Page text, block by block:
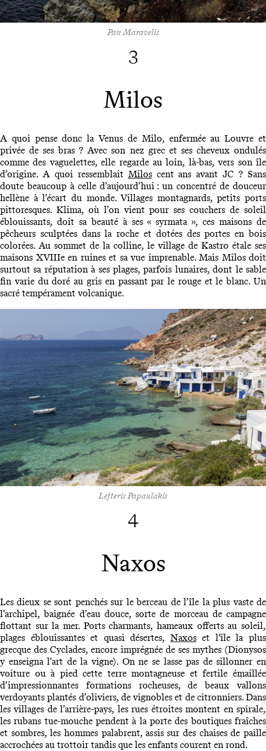
Pan Maravelis
3
Milos
A quoi pense donc la Venus de Milo, enfermée au Louvre et
privée de ses bras ? Avec son nez grec et ses cheveux ondulés
comme des vaguelettes, elle regarde au loin, là-bas, vers son île
d’origine. A quoi ressemblait Miloscent ans avant JC ? Sans
doute beaucoup à celle d’aujourd’hui : un concentré de douceur
hellène à l’écart du monde. Villages montagnards, petits ports
pittoresques. Klima, où l’on vient pour ses couchers de soleil
éblouissants, doit sa beauté à ses « syrmata », ces maisons de
pêcheurs sculptées dans la roche et dotées des portes en bois
colorées. Au sommet de la colline, le village de Kastro étale ses
maisons XVIIIe en ruines et sa vue imprenable. Mais Milos doit
surtout sa réputation à ses plages, parfois lunaires, dont le sable
fin varie du doré au gris en passant par le rouge et le blanc. Un
sacré tempérament volcanique.
Lefteris Papaulakis
4
Naxos
Les dieux se sont penchés sur le berceau de l’île la plus vaste de
l’archipel, baignée d’eau douce, sorte de morceau de campagne
flottant sur la mer. Ports charmants, hameaux offerts au soleil,
plages éblouissantes et quasi désertes, Naxoset l'île la plus
grecque des Cyclades, encore imprégnée de ses mythes (Dionysos
y enseigna l'art de la vigne). On ne se lasse pas de sillonner en
voiture ou à pied cette terre montagneuse et fertile émaillée
d’impressionnantes formations rocheuses, de beaux vallons
verdoyants plantés d’oliviers, de vignobles et de citronniers. Dans
les villages de l’arrière-pays, les rues étroites montent en spirale,
les rubans tue-mouche pendent à la porte des boutiques fraîches
et sombres, les hommes palabrent, assis sur des chaises de paille
accrochées au trottoir tandis que les enfants courent en rond.